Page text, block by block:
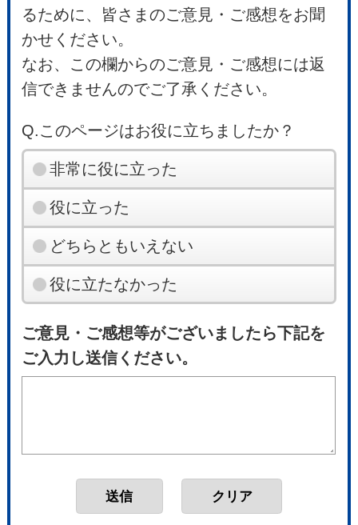
るために、皆さまのご意見・ご感想をお聞
かせください。
なお、この欄からのご意見・ご感想には返
信できませんのでご了承ください。
Q.このページはお役に立ちましたか？
非常に役に立った
役に立った
どちらともいえない
役に立たなかった
ご意見・ご感想等がございましたら下記を
ご入力し送信ください。